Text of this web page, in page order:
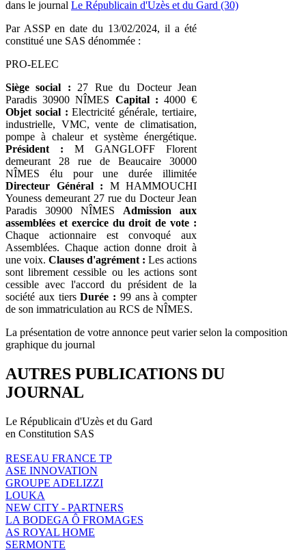
dans le journal Le Républicain d'Uzès et du Gard (30)
Par ASSP en date du 13/02/2024, il a été
constitué une SAS dénommée :
PRO-ELEC
Siège social : 27 Rue du Docteur Jean
Paradis 30900 NÎMES Capital : 4000 €
Objet social : Electricité générale, tertiaire,
industrielle, VMC, vente de climatisation,
pompe à chaleur et système énergétique.
Président : M GANGLOFF Florent
demeurant 28 rue de Beaucaire 30000
NÎMES élu pour une durée illimitée
Directeur Général : M HAMMOUCHI
Youness demeurant 27 rue du Docteur Jean
Paradis 30900 NÎMES Admission aux
assemblées et exercice du droit de vote :
Chaque actionnaire est convoqué aux
Assemblées. Chaque action donne droit à
une voix. Clauses d'agrément : Les actions
sont librement cessible ou les actions sont
cessible avec l'accord du président de la
société aux tiersDurée : 99 ans à compter
de son immatriculation au RCS de NÎMES.
La présentation de votre annonce peut varier selon la composition
graphique du journal
AUTRES PUBLICATIONS DU
JOURNAL
Le Républicain d'Uzès et du Gard
en Constitution SAS
RESEAU FRANCE TP
ASE INNOVATION
GROUPE ADELIZZI
LOUKA
NEW CITY - PARTNERS
LA BODEGA Ô FROMAGES
AS ROYAL HOME
SERMONTE